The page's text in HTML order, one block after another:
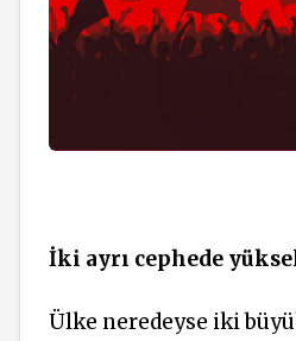
İki ayrı cephede
Ülke neredeyse iki